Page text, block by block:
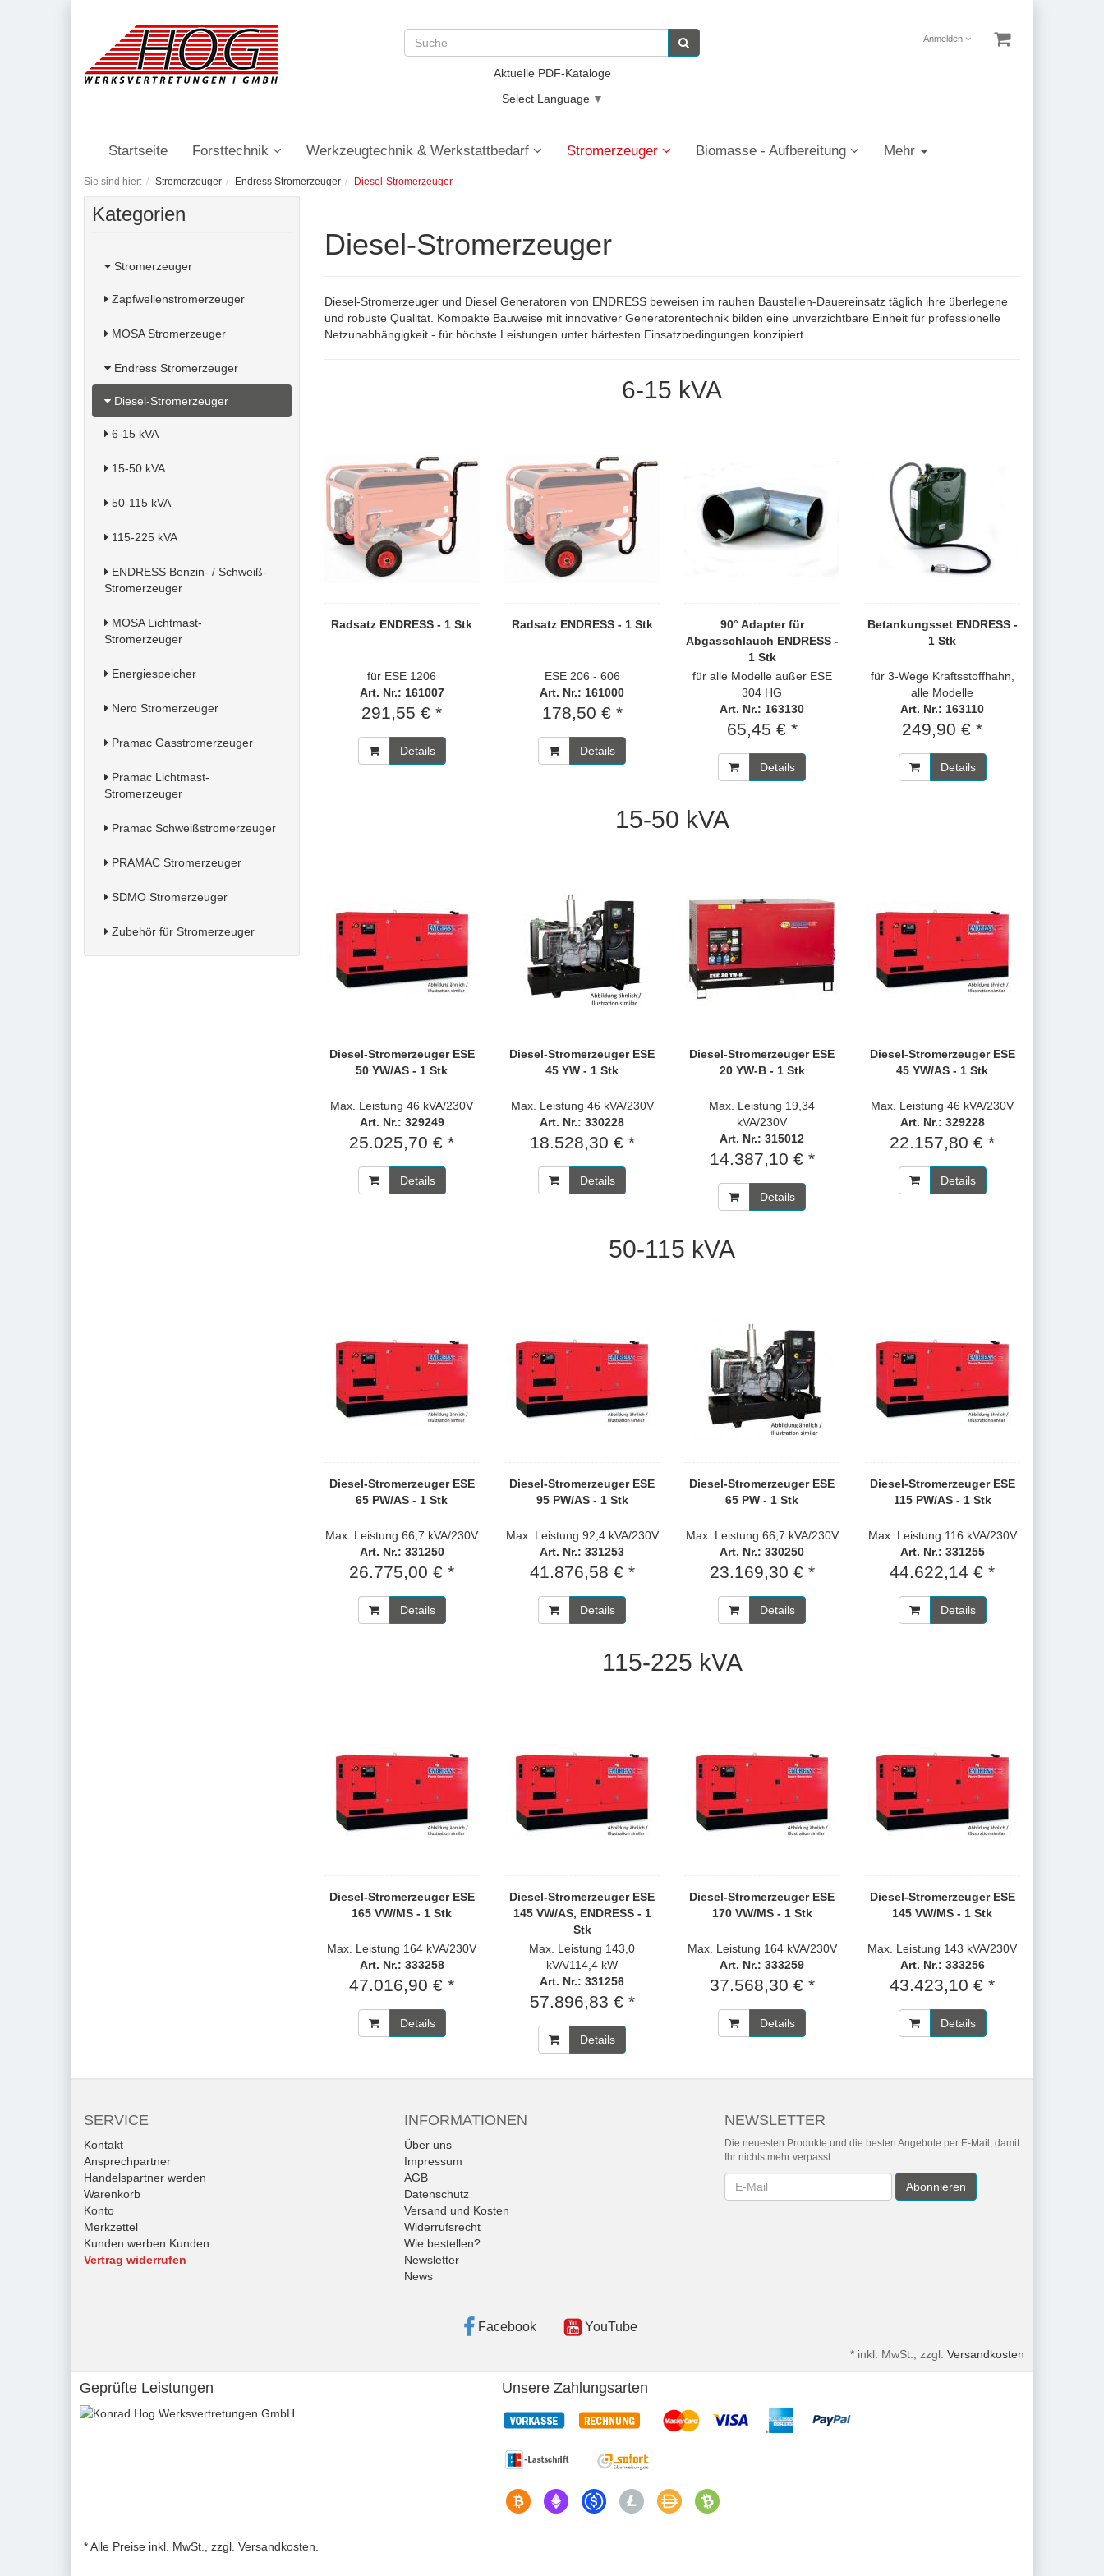
Anmelden
Aktuelle PDF-Kataloge
Select Language ▼
Startseite Forsttechnik Werkzeugtechnik & Werkstattbedarf Stromerzeuger Biomasse - Aufbereitung Mehr
Sie sind hier: Stromerzeuger Endress Stromerzeuger Diesel-Stromerzeuger
Kategorien
Stromerzeuger
Zapfwellenstromerzeuger
MOSA Stromerzeuger
Endress Stromerzeuger
Diesel-Stromerzeuger
6-15 kVA
15-50 kVA
50-115 kVA
115-225 kVA
ENDRESS Benzin- / Schweiß-
Stromerzeuger
MOSA Lichtmast-
Stromerzeuger
Energiespeicher
Nero Stromerzeuger
Pramac Gasstromerzeuger
Pramac Lichtmast-
Stromerzeuger
Pramac Schweißstromerzeuger
PRAMAC Stromerzeuger
SDMO Stromerzeuger
Zubehör für Stromerzeuger
Diesel-Stromerzeuger
Diesel-Stromerzeuger und Diesel Generatoren von ENDRESS beweisen im rauhen Baustellen-Dauereinsatz täglich ihre überlegene
und robuste Qualität. Kompakte Bauweise mit innovativer Generatorentechnik bilden eine unverzichtbare Einheit für professionelle
Netzunabhängigkeit - für höchste Leistungen unter härtesten Einsatzbedingungen konzipiert.
6-15 kVA
Radsatz ENDRESS - 1 Stk
für ESE 1206
Art. Nr.: 161007
291,55 € *
Details
Radsatz ENDRESS - 1 Stk
ESE 206 - 606
Art. Nr.: 161000
178,50 € *
Details
90° Adapter für
Abgasschlauch ENDRESS -
1 Stk
für alle Modelle außer ESE
304 HG
Art. Nr.: 163130
65,45 € *
Details
Betankungsset ENDRESS -
1 Stk
für 3-Wege Kraftsstoffhahn,
alle Modelle
Art. Nr.: 163110
249,90 € *
Details
15-50 kVA
Diesel-Stromerzeuger ESE
50 YW/AS - 1 Stk
Max. Leistung 46 kVA/230V
Art. Nr.: 329249
25.025,70 € *
Details
Diesel-Stromerzeuger ESE
45 YW - 1 Stk
Max. Leistung 46 kVA/230V
Art. Nr.: 330228
18.528,30 € *
Details
Diesel-Stromerzeuger ESE
20 YW-B - 1 Stk
Max. Leistung 19,34
kVA/230V
Art. Nr.: 315012
14.387,10 € *
Details
Diesel-Stromerzeuger ESE
45 YW/AS - 1 Stk
Max. Leistung 46 kVA/230V
Art. Nr.: 329228
22.157,80 € *
Details
50-115 kVA
Diesel-Stromerzeuger ESE
65 PW/AS - 1 Stk
Max. Leistung 66,7 kVA/230V
Art. Nr.: 331250
26.775,00 € *
Details
Diesel-Stromerzeuger ESE
95 PW/AS - 1 Stk
Max. Leistung 92,4 kVA/230V
Art. Nr.: 331253
41.876,58 € *
Details
Diesel-Stromerzeuger ESE
65 PW - 1 Stk
Max. Leistung 66,7 kVA/230V
Art. Nr.: 330250
23.169,30 € *
Details
Diesel-Stromerzeuger ESE
115 PW/AS - 1 Stk
Max. Leistung 116 kVA/230V
Art. Nr.: 331255
44.622,14 € *
Details
115-225 kVA
Diesel-Stromerzeuger ESE
165 VW/MS - 1 Stk
Max. Leistung 164 kVA/230V
Art. Nr.: 333258
47.016,90 € *
Details
Diesel-Stromerzeuger ESE
145 VW/AS, ENDRESS - 1
Stk
Max. Leistung 143,0
kVA/114,4 kW
Art. Nr.: 331256
57.896,83 € *
Details
Diesel-Stromerzeuger ESE
170 VW/MS - 1 Stk
Max. Leistung 164 kVA/230V
Art. Nr.: 333259
37.568,30 € *
Details
Diesel-Stromerzeuger ESE
145 VW/MS - 1 Stk
Max. Leistung 143 kVA/230V
Art. Nr.: 333256
43.423,10 € *
Details
SERVICE
Kontakt
Ansprechpartner
Handelspartner werden
Warenkorb
Konto
Merkzettel
Kunden werben Kunden
Vertrag widerrufen
INFORMATIONEN
Über uns
Impressum
AGB
Datenschutz
Versand und Kosten
Widerrufsrecht
Wie bestellen?
Newsletter
News
NEWSLETTER
Die neuesten Produkte und die besten Angebote per E-Mail, damit
Ihr nichts mehr verpasst.
Newsletter Abonnieren
Facebook YouTube
* inkl. MwSt., zzgl. Versandkosten
Geprüfte Leistungen Unsere Zahlungsarten
* Alle Preise inkl. MwSt., zzgl. Versandkosten.